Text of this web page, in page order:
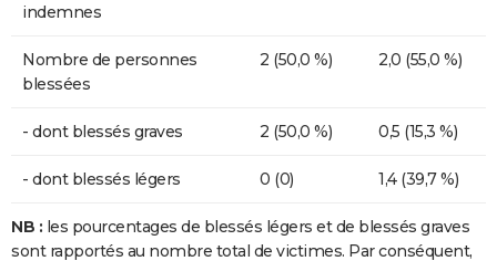
indemnes
Nombre de personnes
blessées
2 (50,0 %) 2,0 (55,0 %)
- dont blessés graves 2 (50,0 %) 0,5 (15,3 %)
- dont blessés légers 0 (0) 1,4 (39,7 %)
NB : les pourcentages de blessés légers et de blessés graves
sont rapportés au nombre total de victimes. Par conséquent,